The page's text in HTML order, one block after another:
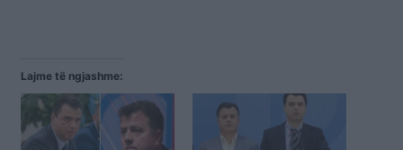
Lajme të ngjashme: